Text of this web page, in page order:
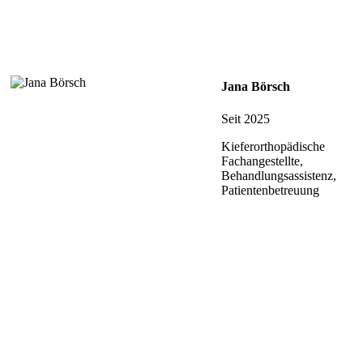
Jana Börsch
Seit 2025
Kieferorthopädische
Fachangestellte,
Behandlungsassistenz,
Patientenbetreuung